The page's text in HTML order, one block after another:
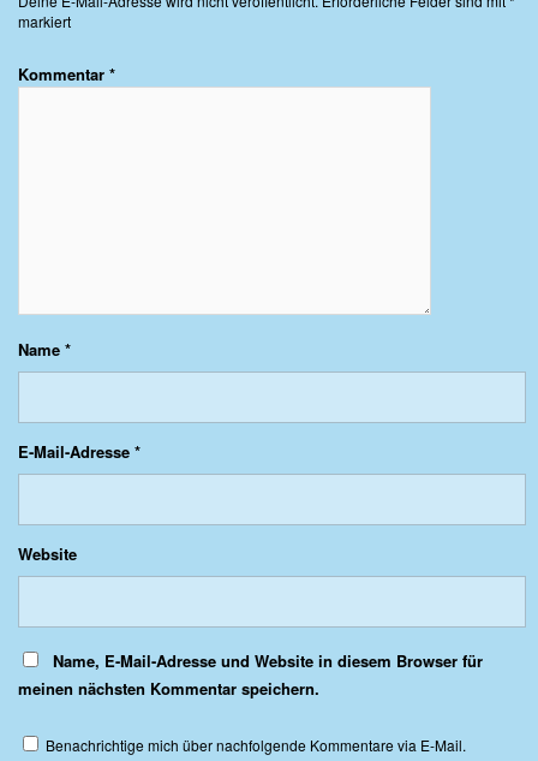
markiert
Kommentar *
Name *
E-Mail-Adresse *
Website
Name, E-Mail-Adresse und Website in diesem Browser für
meinen nächsten Kommentar speichern.
Benachrichtige mich über nachfolgende Kommentare via E-Mail.